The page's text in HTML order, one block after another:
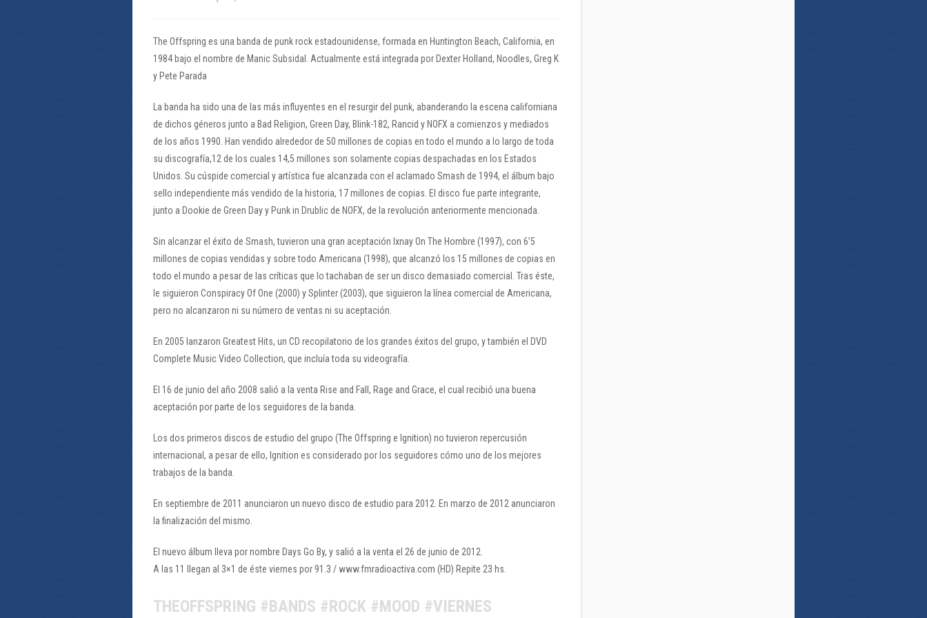
The Offspring es una banda de punk rock estadounidense, formada en Huntington Beach, California, en
1984 bajo el nombre de Manic Subsidal. Actualmente está integrada por Dexter Holland, Noodles, Greg K
y Pete Parada
La banda ha sido una de las más influyentes en el resurgir del punk, abanderando la escena californiana
de dichos géneros junto a Bad Religion, Green Day, Blink-182, Rancid y NOFX a comienzos y mediados
de los años 1990. Han vendido alrededor de 50 millones de copias en todo el mundo a lo largo de toda
su discografía,12 de los cuales 14,5 millones son solamente copias despachadas en los Estados
Unidos. Su cúspide comercial y artística fue alcanzada con el aclamado Smash de 1994, el álbum bajo
sello independiente más vendido de la historia, 17 millones de copias. El disco fue parte integrante,
junto a Dookie de Green Day y Punk in Drublic de NOFX, de la revolución anteriormente mencionada.
Sin alcanzar el éxito de Smash, tuvieron una gran aceptación Ixnay On The Hombre (1997), con 6’5
millones de copias vendidas y sobre todo Americana (1998), que alcanzó los 15 millones de copias en
todo el mundo a pesar de las críticas que lo tachaban de ser un disco demasiado comercial. Tras éste,
le siguieron Conspiracy Of One (2000) y Splinter (2003), que siguieron la línea comercial de Americana,
pero no alcanzaron ni su número de ventas ni su aceptación.
En 2005 lanzaron Greatest Hits, un CD recopilatorio de los grandes éxitos del grupo, y también el DVD
Complete Music Video Collection, que incluía toda su videografía.
El 16 de junio del año 2008 salió a la venta Rise and Fall, Rage and Grace, el cual recibió una buena
aceptación por parte de los seguidores de la banda.
Los dos primeros discos de estudio del grupo (The Offspring e Ignition) no tuvieron repercusión
internacional, a pesar de ello, Ignition es considerado por los seguidores cómo uno de los mejores
trabajos de la banda.
En septiembre de 2011 anunciaron un nuevo disco de estudio para 2012. En marzo de 2012 anunciaron
la finalización del mismo.
El nuevo álbum lleva por nombre Days Go By, y salió a la venta el 26 de junio de 2012.
A las 11 llegan al 3×1 de éste viernes por 91.3 / www.fmradioactiva.com (HD) Repite 23 hs.
THEOFFSPRING #BANDS #ROCK #MOOD #VIERNES